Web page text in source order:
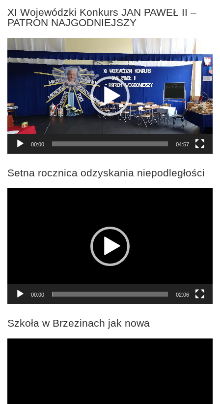
XI Wojewódzki Konkurs JAN PAWEŁ II –
PATRON NAJGODNIEJSZY
Odtwarzacz
video
00:00 04:57
Setna rocznica odzyskania niepodległości
00:00 02:06
Szkoła w Brzezinach jak nowa